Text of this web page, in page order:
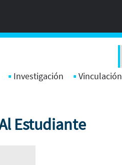
Investigación Vinculación
Estudiante